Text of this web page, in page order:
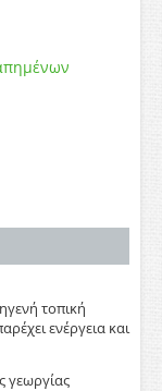
τοπική
ενέργεια και
γεωργίας